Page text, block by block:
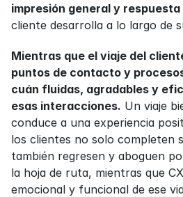
impresión general y
cliente desarrolla a lo largo de
Mientras que el viaje del
puntos de contacto y
cuán fluidas, agradables y
esas interacciones. Un viaje
conduce a una experiencia
los clientes no solo completen
también regresen y aboguen
la hoja de ruta, mientras que
emocional y funcional de ese